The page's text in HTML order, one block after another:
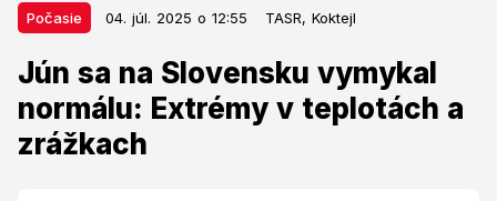
Počasie 04. júl. 2025 o 12:55 TASR, Koktejl
Jún sa na Slovensku vymykal
normálu: Extrémy v teplotách a
zrážkach
Počasie 04. júl. 2025 o 12:55
Jún sa na Slovensku vymykal
normálu: Extrémy v teplotách a
zrážkach